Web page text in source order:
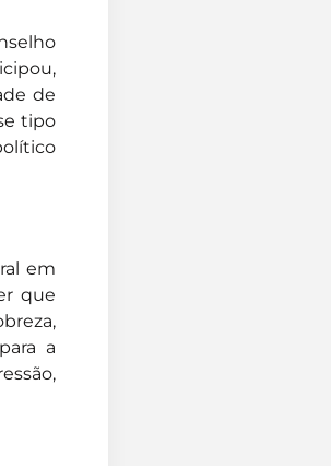
de
tipo
em
que
a